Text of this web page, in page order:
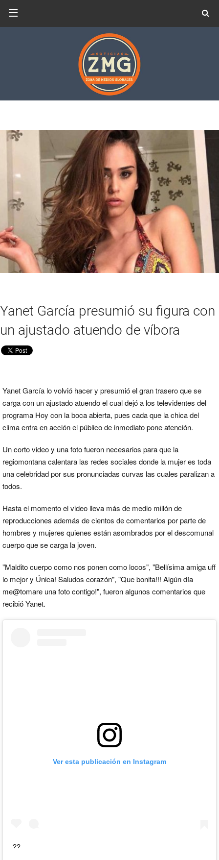
Yanet García presumió su figura con
un ajustado atuendo de víbora
Yanet García lo volvió hacer y presumió el gran trasero que se
carga con un ajustado atuendo el cual dejó a los televidentes del
programa Hoy con la boca abierta, pues cada que la chica del
clima entra en acción el público de inmediato pone atención.
Un corto video y una foto fueron necesarios para que la
regiomontana calentara las redes sociales donde la mujer es toda
una celebridad por sus pronunciadas curvas las cuales paralizan a
todos.
Hasta el momento el video lleva más de medio millón de
reproducciones además de cientos de comentarios por parte de
hombres y mujeres quienes están asombrados por el descomunal
cuerpo que se carga la joven.
"Maldito cuerpo como nos ponen como locos", "Bellísima amiga uff
lo mejor y Única! Saludos corazón", "Que bonita!!! Algún día
me@tomare una foto contigo!", fueron algunos comentarios que
recibió Yanet.
Ver esta publicación en Instagram
??